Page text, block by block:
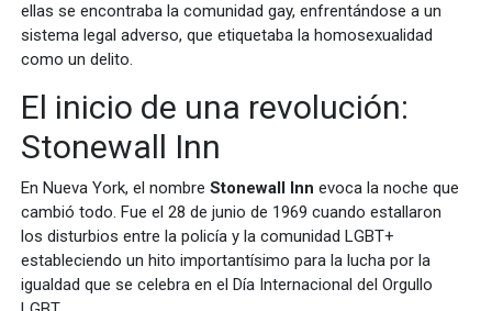
ellas se encontraba la comunidad gay, enfrentándose a un
sistema legal adverso, que etiquetaba la homosexualidad
como un delito.
El inicio de una revolución:
Stonewall Inn
En Nueva York, el nombreStonewall Inn evoca la noche que
cambió todo. Fue el 28 de junio de 1969 cuando estallaron
los disturbios entre la policía y la comunidad LGBT+
estableciendo un hito importantísimo para la lucha por la
igualdad que se celebra en el Día Internacional del Orgullo